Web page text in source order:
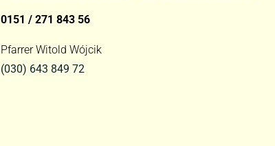
0151 / 271 843 56
Pfarrer Witold Wójcik
(030) 643 849 72